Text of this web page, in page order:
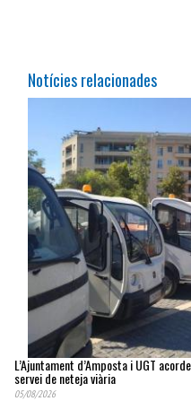
Notícies relacionades
L’Ajuntament d’Amposta i UGT
servei de neteja viària
05/08/2026